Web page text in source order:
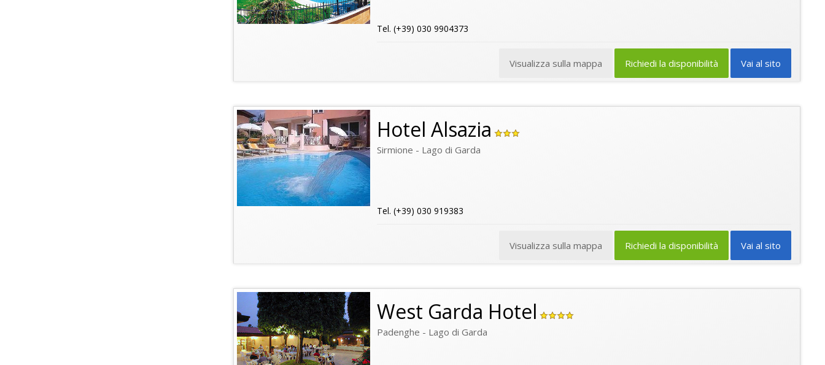
Tel. (+39) 030 9904373
Vai al sito
Richiedi la disponibilità
Visualizza sulla mappa
Hotel Alsazia
Sirmione - Lago di Garda
Tel. (+39) 030 919383
Vai al sito
Richiedi la disponibilità
Visualizza sulla mappa
West Garda Hotel
Padenghe - Lago di Garda